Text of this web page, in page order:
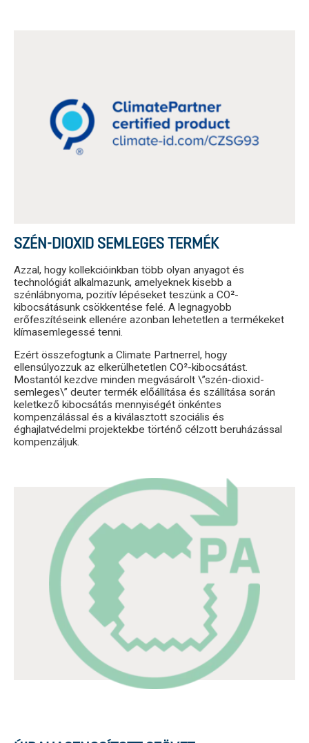
SZÉN-DIOXID SEMLEGES TERMÉK
Azzal, hogy kollekcióinkban több olyan anyagot és
technológiát alkalmazunk, amelyeknek kisebb a
szénlábnyoma, pozitív lépéseket teszünk a CO²-
kibocsátásunk csökkentése felé. A legnagyobb
erőfeszítéseink ellenére azonban lehetetlen a termékeket
klímasemlegessé tenni.
Ezért összefogtunk a Climate Partnerrel, hogy
ellensúlyozzuk az elkerülhetetlen CO²-kibocsátást.
Mostantól kezdve minden megvásárolt \”szén-dioxid-
semleges\” deuter termék előállítása és szállítása során
keletkező kibocsátás mennyiségét önkéntes
kompenzálással és a kiválasztott szociális és
éghajlatvédelmi projektekbe történő célzott beruházással
kompenzáljuk.